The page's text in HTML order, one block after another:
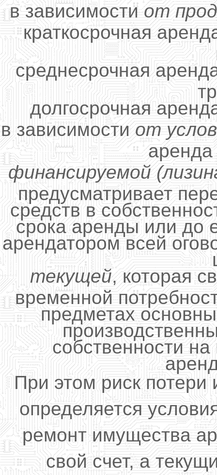
в зависимостиот
краткосрочная
среднесрочная
долгосрочная
в зависимостиот
финансируемой
предусматривает
средств в
срока аренды или до
арендатором всей
текущей, которая
временной
предметах
собственности
При этом риск потери
определяется
ремонт имущества
свой счет, а